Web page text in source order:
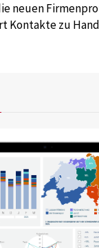
neuen
Kontakte zu